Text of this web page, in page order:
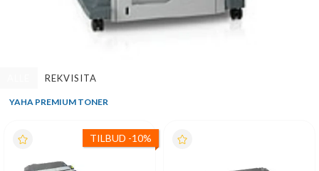
REKVISITA
YAHA PREMIUM TONER
TILBUD -10%